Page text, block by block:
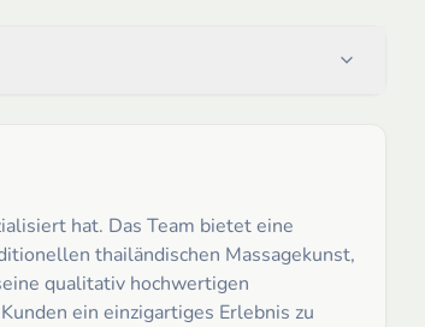
hat. Das Team bietet eine
thailändischen Massagekunst,
qualitativ hochwertigen
ein einzigartiges Erlebnis zu